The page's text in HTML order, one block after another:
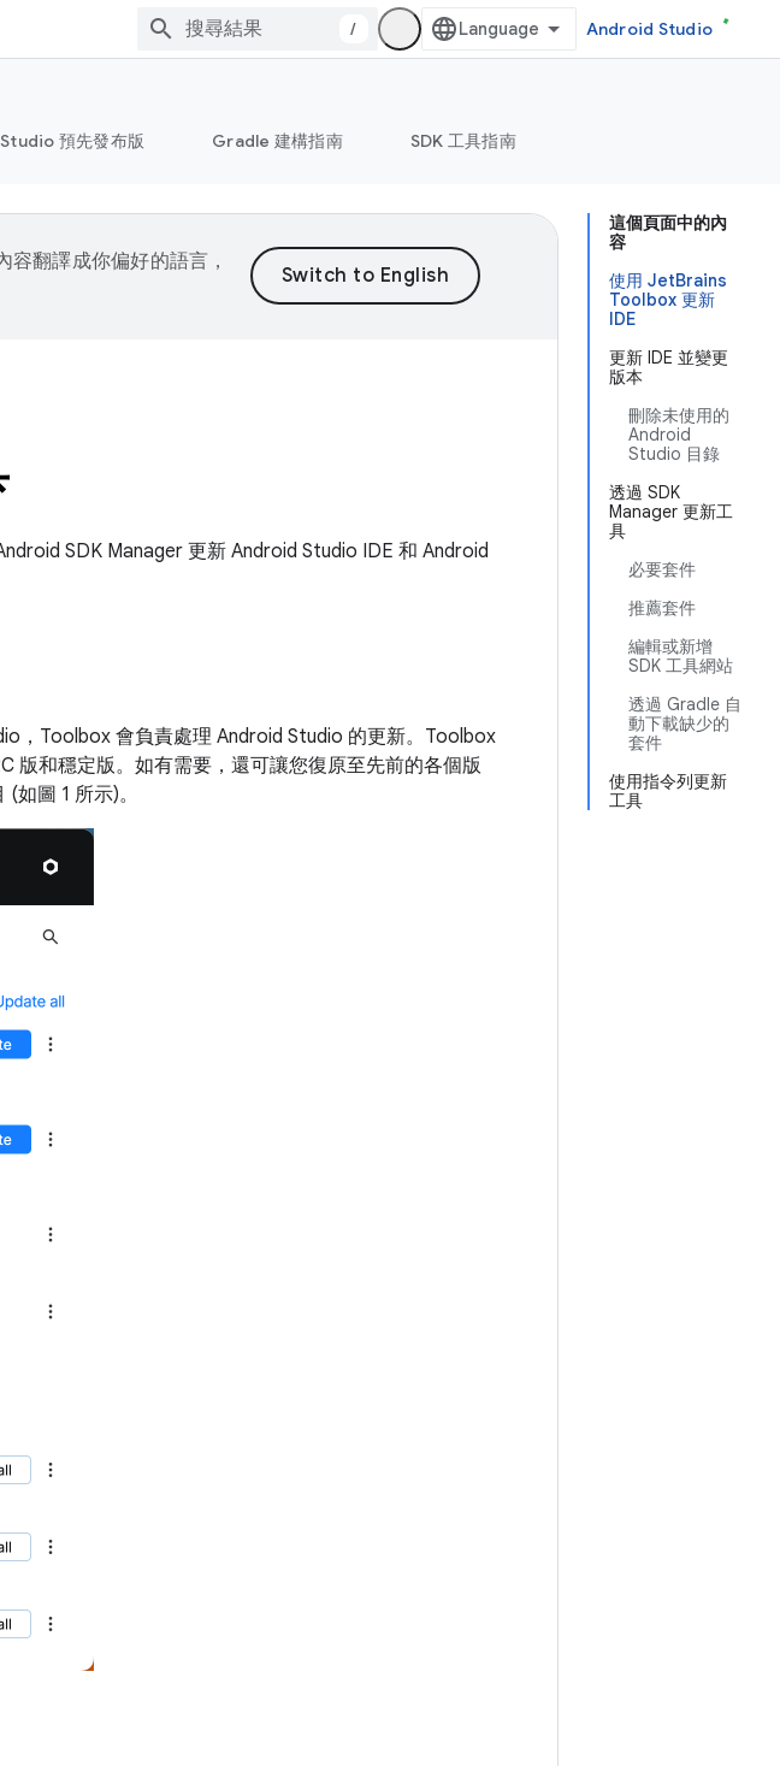
/ Android Studio
預先發布版 Gradle 建構指南 SDK 工具指南
這個頁面中的內
容
使用 JetBrains
Toolbox 更新
IDE
更新 IDE 並變更
版本
刪除未使用的
Android
Studio 目錄
透過 SDK
Manager 更新工
具
必要套件
推薦套件
編輯或新增
SDK 工具網站
透過 Gradle 自
動下載缺少的
套件
使用指令列更新
工具
翻譯成你偏好的語言，
SDK Manager 更新 Android Studio IDE 和 Android
，Toolbox 會負責處理 Android Studio 的更新。Toolbox
版和穩定版。如有需要，還可讓您復原至先前的各個版
圖 1 所示)。